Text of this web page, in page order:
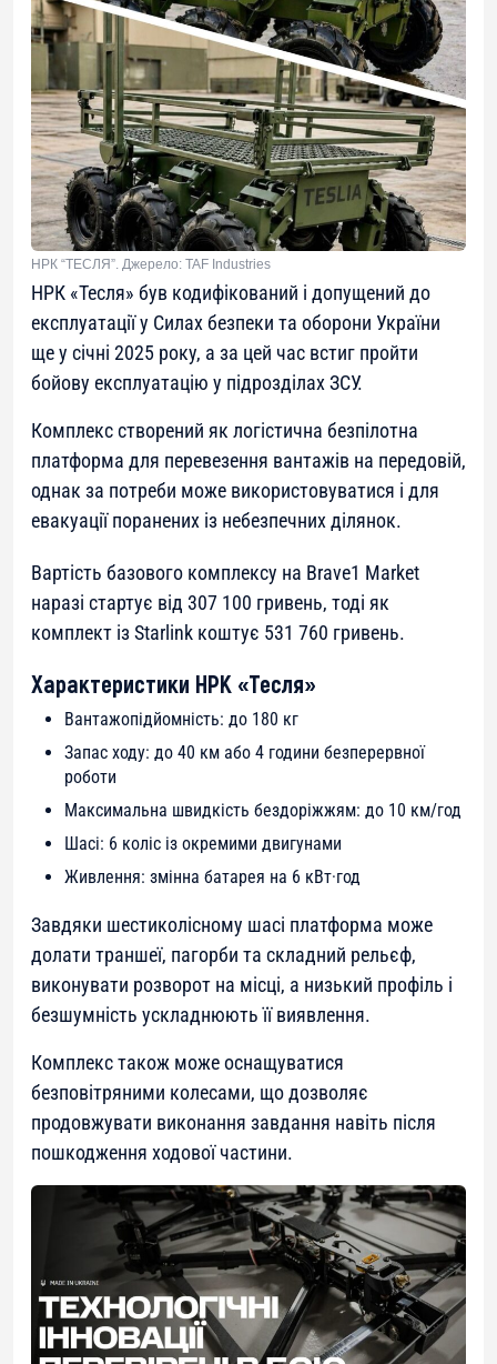
НРК “ТЕСЛЯ”. Джерело: TAF Industries
НРК «Тесля» був кодифікований і допущений до
експлуатації у Силах безпеки та оборони України
ще у січні 2025 року, а за цей час встиг пройти
бойову експлуатацію у підрозділах ЗСУ.
Комплекс створений як логістична безпілотна
платформа для перевезення вантажів на передовій,
однак за потреби може використовуватися і для
евакуації поранених із небезпечних ділянок.
Вартість базового комплексу на Brave1 Market
наразі стартує від 307 100 гривень, тоді як
комплект із Starlink коштує 531 760 гривень.
Характеристики НРК «Тесля»
Вантажопідйомність: до 180 кг
Запас ходу: до 40 км або 4 години безперервної
роботи
Максимальна швидкість бездоріжжям: до 10 км/год
Шасі: 6 коліс із окремими двигунами
Живлення: змінна батарея на 6 кВт·год
Завдяки шестиколісному шасі платформа може
долати траншеї, пагорби та складний рельєф,
виконувати розворот на місці, а низький профіль і
безшумність ускладнюють її виявлення.
Комплекс також може оснащуватися
безповітряними колесами, що дозволяє
продовжувати виконання завдання навіть після
пошкодження ходової частини.